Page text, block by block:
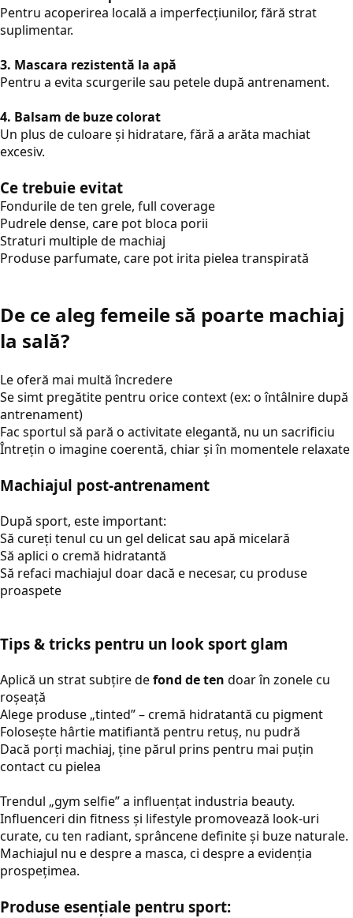
Pentru acoperirea locală a imperfecțiunilor, fără strat
suplimentar.
3. Mascara rezistentă la apă
Pentru a evita scurgerile sau petele după antrenament.
4. Balsam de buze colorat
Un plus de culoare și hidratare, fără a arăta machiat
excesiv.
Ce trebuie evitat
Fondurile de ten grele, full coverage
Pudrele dense, care pot bloca porii
Straturi multiple de machiaj
Produse parfumate, care pot irita pielea transpirată
De ce aleg femeile să poarte machiaj
la sală?
Le oferă mai multă încredere
Se simt pregătite pentru orice context (ex: o întâlnire după
antrenament)
Fac sportul să pară o activitate elegantă, nu un sacrificiu
Întrețin o imagine coerentă, chiar și în momentele relaxate
Machiajul post-antrenament
După sport, este important:
Să cureți tenul cu un gel delicat sau apă micelară
Să aplici o cremă hidratantă
Să refaci machiajul doar dacă e necesar, cu produse
proaspete
Tips & tricks pentru un look sport glam
Aplică un strat subțire defond de ten doar în zonele cu
roșeață
Alege produse „tinted” – cremă hidratantă cu pigment
Folosește hârtie matifiantă pentru retuș, nu pudră
Dacă porți machiaj, ține părul prins pentru mai puțin
contact cu pielea
Trendul „gym selfie” a influențat industria beauty.
Influenceri din fitness și lifestyle promovează look-uri
curate, cu ten radiant, sprâncene definite și buze naturale.
Machiajul nu e despre a masca, ci despre a evidenția
prospețimea.
Produse esențiale pentru sport: